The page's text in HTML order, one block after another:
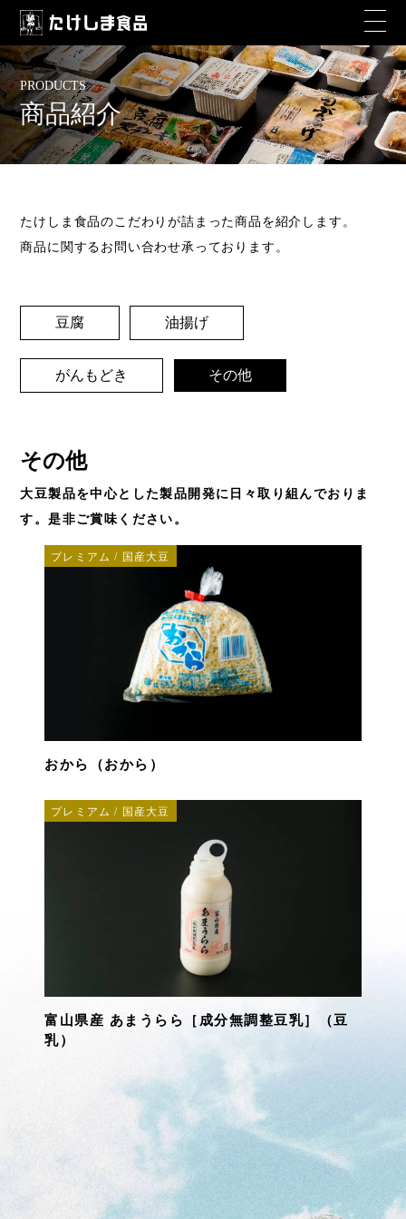
PRODUCTS
商品紹介
たけしま食品のこだわりが詰まった商品を紹介します。
商品に関するお問い合わせ承っております。
豆腐 油揚げ
がんもどき その他
その他
大豆製品を中心とした製品開発に日々取り組んでおりま
す。是非ご賞味ください。
プレミアム / 国産大豆
おから（おから）
プレミアム / 国産大豆
富山県産 あまうらら［成分無調整豆乳］（豆
乳）